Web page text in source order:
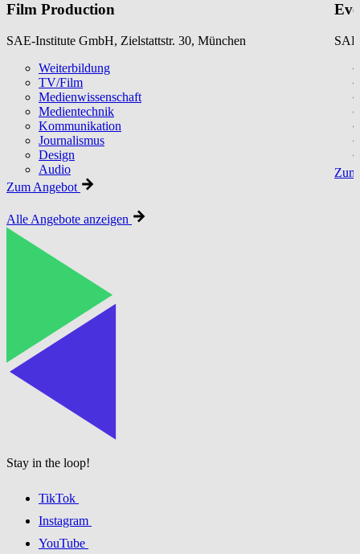
Film Production
SAE-Institute GmbH, Zielstattstr. 30, München
Weiterbildung
TV/Film
Medienwissenschaft
Medientechnik
Kommunikation
Journalismus
Design
Audio
Zum Angebot
Alle Angebote anzeigen
Stay in the loop!
TikTok
Instagram
YouTube